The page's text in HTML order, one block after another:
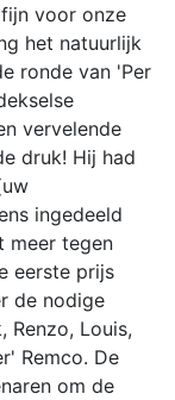
voor onze
het natuurlijk
ronde van 'Per
vervelende
druk! Hij had
ingedeeld
meer tegen
eerste prijs
de nodige
Renzo, Louis,
Remco. De
om de